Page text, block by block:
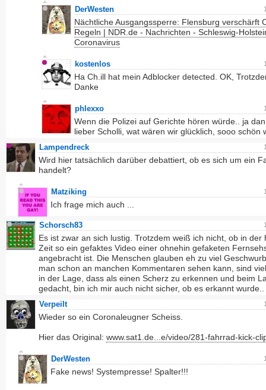
DerWesten
Nächtliche Ausgangssperre: Flensburg verschärft
Regeln | NDR.de - Nachrichten - Schleswig-
Coronavirus
kostenlos
Ha Ch.ill hat mein Adblocker detected. OK,
Danke
phlexxo
Wenn die Polizei auf Gerichte hören würde.. ja
lieber Scholli, wat wären wir glücklich, sooo schön
Lampendreck
Wird hier tatsächlich darüber debattiert, ob es sich um ein
handelt?
Matziking
Ich frage mich auch ...
Schorsch83
Es ist zwar an sich lustig. Trotzdem weiß ich nicht, ob in der
Zeit so ein gefaktes Video einer ohnehin gefaketen
angebracht ist. Die Menschen glauben eh zu viel
man schon an manchen Kommentaren sehen kann, sind
in der Lage, dass als einen Scherz zu erkennen und beim
gedacht, bin ich mir auch nicht sicher, ob es erkannt wurde..
Verpeilt
Wieder so ein Coronaleugner Scheiss.
Hier das Original: www.sat1.de...e/video/281-fahrrad-kick-
DerWesten
Fake news! Systempresse! Spalter!!!